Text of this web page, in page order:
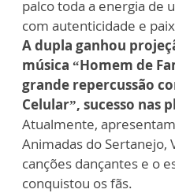
palco toda a energia de
com autenticidade e
A dupla ganhou
música “Homem de
grande repercussão
Celular”, sucesso nas
Atualmente,
Animadas do Sertanejo,
canções dançantes e o
conquistou os fãs.